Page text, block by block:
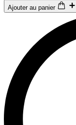
Ajouter au panier